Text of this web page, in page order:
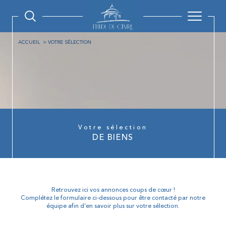
ACCUEIL VOTRE SÉLECTION
Votre sélection
DE BIENS
Retrouvez ici vos annonces coups de cœur !
Complétez le formulaire ci-dessous pour être contacté par notre
équipe afin d’en savoir plus sur votre sélection.